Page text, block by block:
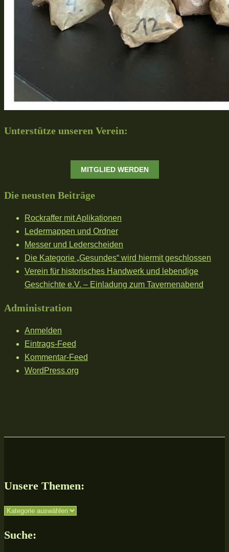
Unterstütze unseren Verein:
MITGLIED WERDEN
Die neusten Beiträge
Rockraffer mit Aplikationen
Ledermappen und Ordner
Messer und Lederscheiden
Die Kategorie „Gesundes“ wird hiermit geschlossen
Verein für historisches Handwerk und lebendige
Geschichte e.V. – Einladung zum Tavernenabend
Administration
Anmelden
Eintrags-Feed
Kommentar-Feed
WordPress.org
Unsere Themen:
Unsere
Suche: